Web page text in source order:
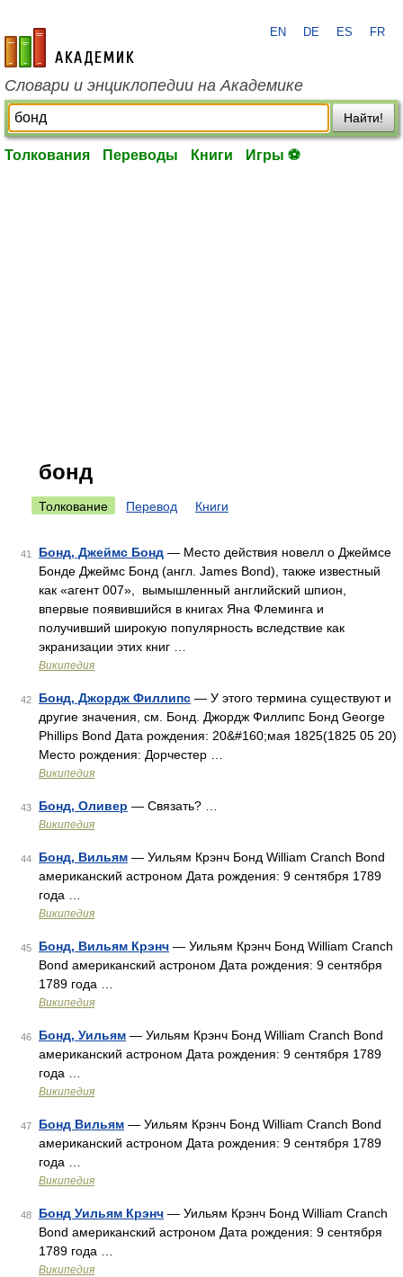
academic.ru
EN DE ES FR
Словари и энциклопедии на Академике
Найти!
Толкования Переводы Книги Игры ⚽
бонд
Толкование Перевод Книги
41 Бонд, Джеймс Бонд — Место действия новелл о Джеймсе
Бонде Джеймс Бонд (англ. James Bond), также известный
как «агент 007», вымышленный английский шпион,
впервые появившийся в книгах Яна Флеминга и
получивший широкую популярность вследствие как
экранизации этих книг …
Википедия
42 Бонд, Джордж Филлипс — У этого термина существуют и
другие значения, см. Бонд. Джордж Филлипс Бонд George
Phillips Bond Дата рождения: 20&#160;мая 1825(1825 05 20)
Место рождения: Дорчестер …
Википедия
43 Бонд, Оливер — Связать? …
Википедия
44 Бонд, Вильям — Уильям Крэнч Бонд William Cranch Bond
американский астроном Дата рождения: 9 сентября 1789
года …
Википедия
45 Бонд, Вильям Крэнч — Уильям Крэнч Бонд William Cranch
Bond американский астроном Дата рождения: 9 сентября
1789 года …
Википедия
46 Бонд, Уильям — Уильям Крэнч Бонд William Cranch Bond
американский астроном Дата рождения: 9 сентября 1789
года …
Википедия
47 Бонд Вильям — Уильям Крэнч Бонд William Cranch Bond
американский астроном Дата рождения: 9 сентября 1789
года …
Википедия
48 Бонд Уильям Крэнч — Уильям Крэнч Бонд William Cranch
Bond американский астроном Дата рождения: 9 сентября
1789 года …
Википедия